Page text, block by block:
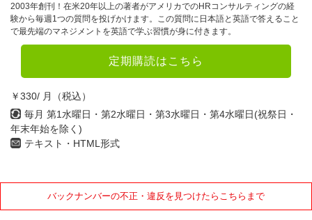
2003年創刊！在米20年以上の著者がアメリカでのHRコンサルティングの経
験から毎週1つの質問を投げかけます。この質問に日本語と英語で答えること
で最先端のマネジメントを英語で学ぶ習慣が身に付きます。
定期購読はこちら
￥330/ 月（税込）
毎月 第1水曜日・第2水曜日・第3水曜日・第4水曜日(祝祭日・
年末年始を除く)
テキスト・HTML形式
バックナンバーの不正・違反を見つけたらこちらまで
4月 5月 6月
7月 8月 9月
11月
2022年
1月 2月 3月
4月
10月 11月 12月